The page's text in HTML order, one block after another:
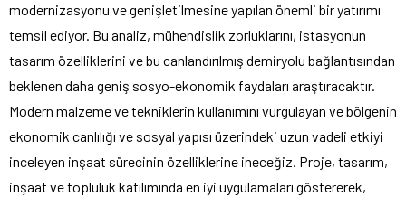
modernizasyonu ve genişletilmesine yapılan önemli bir yatırımı
temsil ediyor. Bu analiz, mühendislik zorluklarını, istasyonun
tasarım özelliklerini ve bu canlandırılmış demiryolu bağlantısından
beklenen daha geniş sosyo-ekonomik faydaları araştıracaktır.
Modern malzeme ve tekniklerin kullanımını vurgulayan ve bölgenin
ekonomik canlılığı ve sosyal yapısı üzerindeki uzun vadeli etkiyi
inceleyen inşaat sürecinin özelliklerine ineceğiz. Proje, tasarım,
inşaat ve topluluk katılımında en iyi uygulamaları göstererek,